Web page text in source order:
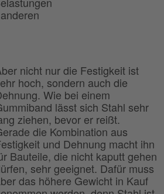
nicht nur die Festigkeit ist
hoch, sondern auch die
Wie bei einem
lässt sich Stahl sehr
ziehen, bevor er reißt.
die Kombination aus
und Dehnung macht ihn
Bauteile, die nicht kaputt gehen
sehr geeignet. Dafür muss
das höhere Gewicht in Kauf